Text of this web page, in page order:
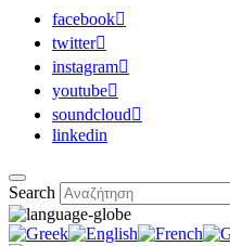
facebook
twitter
instagram
youtube
soundcloud
linkedin
Search